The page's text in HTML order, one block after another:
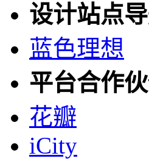
设计站点
蓝色理想
平台合作
花瓣
iCity